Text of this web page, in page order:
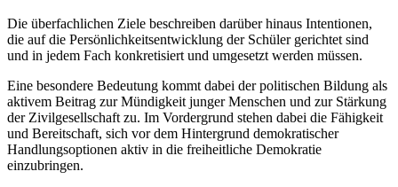
Die überfachlichen Ziele beschreiben darüber hinaus Intentionen,
die auf die Persönlichkeitsentwicklung der Schüler gerichtet sind
und in jedem Fach konkretisiert und umgesetzt werden müssen.
Eine besondere Bedeutung kommt dabei der politischen Bildung als
aktivem Beitrag zur Mündigkeit junger Menschen und zur Stärkung
der Zivilgesellschaft zu. Im Vordergrund stehen dabei die Fähigkeit
und Bereitschaft, sich vor dem Hintergrund demokratischer
Handlungsoptionen aktiv in die freiheitliche Demokratie
einzubringen.